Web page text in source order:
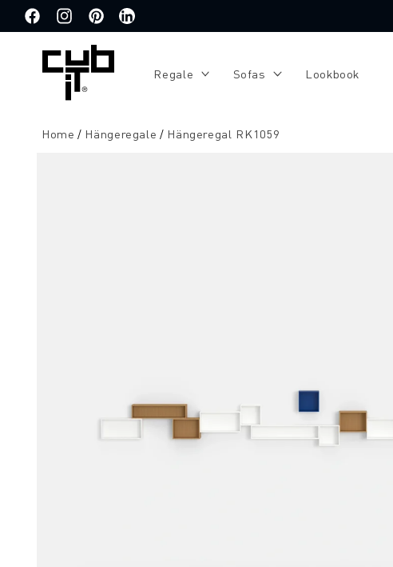
zum
Inhalt
FacebookInstagramPinterestTranslation
Regale Sofas Lookbook
Home Hängeregale Hängeregal RK1059